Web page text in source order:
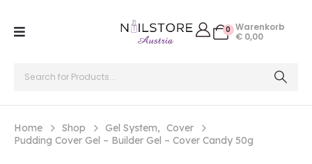
0 Warenkorb
€ 0,00
Home Shop Gel System, Cover
Pudding Cover Gel – Builder Gel – Cover Candy 50g